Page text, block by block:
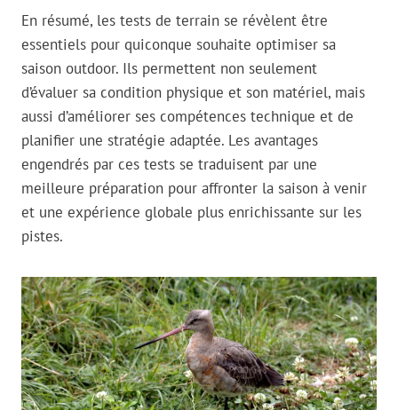
En résumé, les tests de terrain se révèlent être
essentiels pour quiconque souhaite optimiser sa
saison outdoor. Ils permettent non seulement
d’évaluer sa condition physique et son matériel, mais
aussi d’améliorer ses compétences technique et de
planifier une stratégie adaptée. Les avantages
engendrés par ces tests se traduisent par une
meilleure préparation pour affronter la saison à venir
et une expérience globale plus enrichissante sur les
pistes.